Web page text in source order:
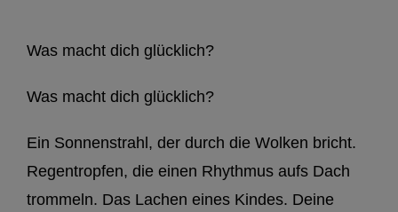
Was macht dich glücklich?
Was macht dich glücklich?
Ein Sonnenstrahl, der durch die Wolken bricht.
Regentropfen, die einen Rhythmus aufs Dach
trommeln. Das Lachen eines Kindes. Deine